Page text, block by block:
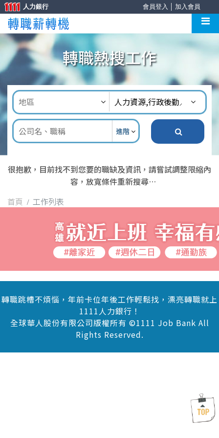
會員登入 加入會員
人力銀行
轉職熱搜工作
進階
很抱歉，目前找不到您要的職缺及資訊，請嘗試調整限縮內
容，放寬條件重新搜尋
首頁
工作列表
轉職跳槽不煩惱，年前卡位年後工作輕鬆找，漂亮轉職就上
1111人力銀行！
全球華人股份有限公司版權所有 ©1111 Job Bank All
Rights Reserved.